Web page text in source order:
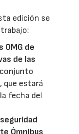
edición se
OMG de
de las
que estará
fecha del
Ómnibus